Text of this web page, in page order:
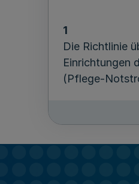
1
Die Richtlinie
Einrichtungen
(Pflege-